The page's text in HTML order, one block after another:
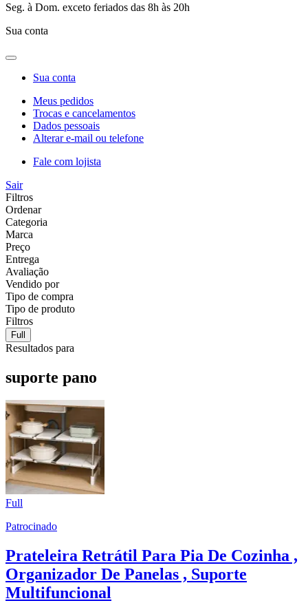
Seg. à Dom. exceto feriados das 8h às 20h
Sua conta
Sua conta
Meus pedidos
Trocas e cancelamentos
Dados pessoais
Alterar e-mail ou telefone
Fale com lojista
Sair
Filtros
Ordenar
Categoria
Marca
Preço
Entrega
Avaliação
Vendido por
Tipo de compra
Tipo de produto
Filtros
Full
Resultados para
suporte pano
Full
Patrocinado
Prateleira Retrátil Para Pia De Cozinha ,
Organizador De Panelas , Suporte
Multifuncional